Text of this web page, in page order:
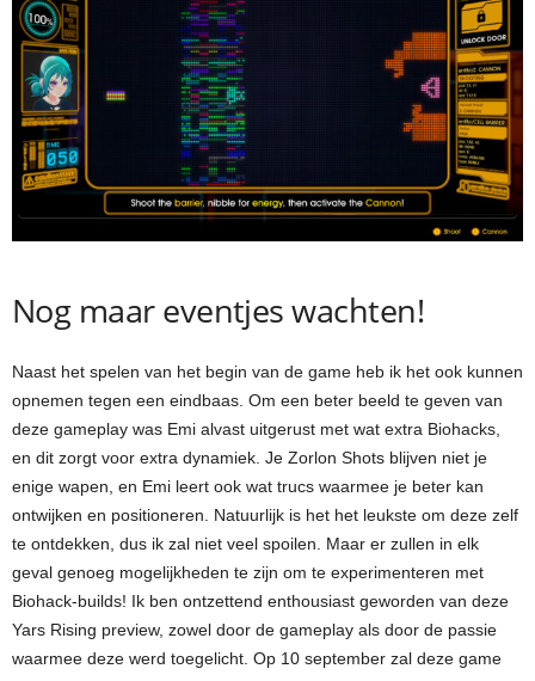
Nog maar eventjes wachten!
Naast het spelen van het begin van de game heb ik het ook kunnen
opnemen tegen een eindbaas. Om een beter beeld te geven van
deze gameplay was Emi alvast uitgerust met wat extra Biohacks,
en dit zorgt voor extra dynamiek. Je Zorlon Shots blijven niet je
enige wapen, en Emi leert ook wat trucs waarmee je beter kan
ontwijken en positioneren. Natuurlijk is het het leukste om deze zelf
te ontdekken, dus ik zal niet veel spoilen. Maar er zullen in elk
geval genoeg mogelijkheden te zijn om te experimenteren met
Biohack-builds! Ik ben ontzettend enthousiast geworden van deze
Yars Rising preview, zowel door de gameplay als door de passie
waarmee deze werd toegelicht. Op 10 september zal deze game